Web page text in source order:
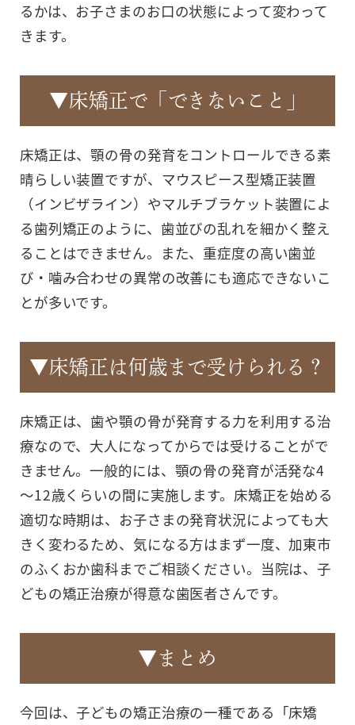
るかは、お子さまのお口の状態によって変わって
きます。
▼床矯正で「できないこと」
床矯正は、顎の骨の発育をコントロールできる素
晴らしい装置ですが、マウスピース型矯正装置
（インビザライン）やマルチブラケット装置によ
る歯列矯正のように、歯並びの乱れを細かく整え
ることはできません。また、重症度の高い歯並
び・噛み合わせの異常の改善にも適応できないこ
とが多いです。
▼床矯正は何歳まで受けられる？
床矯正は、歯や顎の骨が発育する力を利用する治
療なので、大人になってからでは受けることがで
きません。一般的には、顎の骨の発育が活発な4
～12歳くらいの間に実施します。床矯正を始める
適切な時期は、お子さまの発育状況によっても大
きく変わるため、気になる方はまず一度、加東市
のふくおか歯科までご相談ください。当院は、子
どもの矯正治療が得意な歯医者さんです。
▼まとめ
今回は、子どもの矯正治療の一種である「床矯